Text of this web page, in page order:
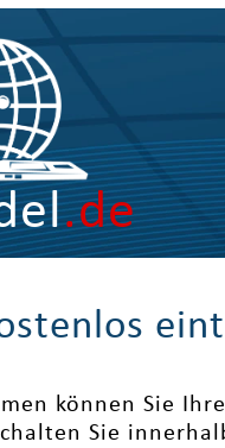
.de
können Sie
Sie